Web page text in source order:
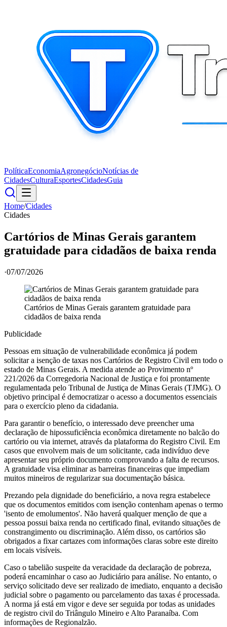
PolíticaEconomiaAgronegócioNotícias de
CidadesCulturaEsportesCidadesGuia
Home/Cidades
Cidades
Cartórios de Minas Gerais garantem
gratuidade para cidadãos de baixa renda
·07/07/2026
Cartórios de Minas Gerais garantem gratuidade para
cidadãos de baixa renda
Publicidade
Pessoas em situação de vulnerabilidade econômica já podem
solicitar a isenção de taxas nos Cartórios de Registro Civil em todo o
estado de Minas Gerais. A medida atende ao Provimento nº
221/2026 da Corregedoria Nacional de Justiça e foi prontamente
regulamentada pelo Tribunal de Justiça de Minas Gerais (TJMG). O
objetivo principal é democratizar o acesso a documentos essenciais
para o exercício pleno da cidadania.
Para garantir o benefício, o interessado deve preencher uma
declaração de hipossuficiência econômica diretamente no balcão do
cartório ou via internet, através da plataforma do Registro Civil. Em
casos que envolvem mais de um solicitante, cada indivíduo deve
apresentar seu próprio documento comprovando a falta de recursos.
A gratuidade visa eliminar as barreiras financeiras que impediam
muitos mineiros de regularizar sua documentação básica.
Prezando pela dignidade do beneficiário, a nova regra estabelece
que os documentos emitidos com isenção contenham apenas o termo
'isento de emolumentos'. Não haverá qualquer menção de que a
pessoa possui baixa renda no certificado final, evitando situações de
constrangimento ou discriminação. Além disso, os cartórios são
obrigados a fixar cartazes com informações claras sobre este direito
em locais visíveis.
Caso o tabelião suspeite da veracidade da declaração de pobreza,
poderá encaminhar o caso ao Judiciário para análise. No entanto, o
serviço solicitado deve ser realizado de imediato, enquanto a decisão
judicial sobre o pagamento ou parcelamento das taxas é processada.
A norma já está em vigor e deve ser seguida por todas as unidades
de registro civil do Triângulo Mineiro e Alto Paranaíba. Com
informações de Regionalzão.